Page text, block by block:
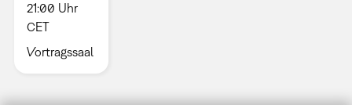
21:00 Uhr
CET
Vortragssaal